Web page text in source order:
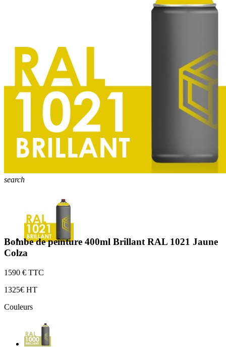
search
Bombe de peinture 400ml Brillant RAL 1021 Jaune
Colza
1590 € TTC
1325€ HT
Couleurs